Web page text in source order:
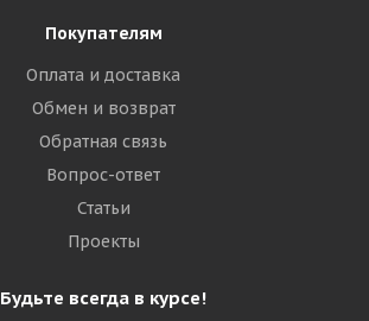
Покупателям
Оплата и доставка
Обмен и возврат
Обратная связь
Вопрос-ответ
Статьи
Проекты
Будьте всегда в курсе!